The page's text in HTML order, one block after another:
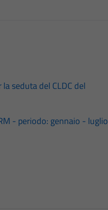
seduta del CLDC del
- periodo: gennaio - luglio